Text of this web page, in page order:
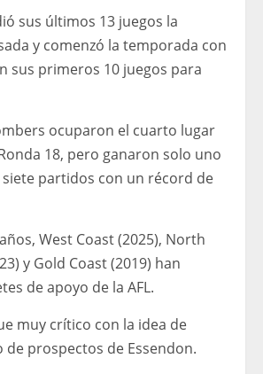
sus últimos 13 juegos la
y comenzó la temporada con
sus primeros 10 juegos para
ocuparon el cuarto lugar
18, pero ganaron solo uno
partidos con un récord de
West Coast (2025), North
y Gold Coast (2019) han
de apoyo de la AFL.
muy crítico con la idea de
de prospectos de Essendon.